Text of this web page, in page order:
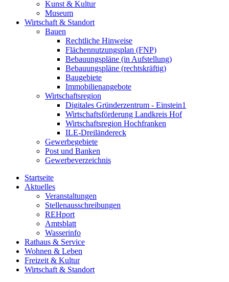
Kunst & Kultur
Museum
Wirtschaft & Standort
Bauen
Rechtliche Hinweise
Flächennutzungsplan (FNP)
Bebauungspläne (in Aufstellung)
Bebauungspläne (rechtskräftig)
Baugebiete
Immobilienangebote
Wirtschaftsregion
Digitales Gründerzentrum - Einstein1
Wirtschaftsförderung Landkreis Hof
Wirtschaftsregion Hochfranken
ILE-Dreiländereck
Gewerbegebiete
Post und Banken
Gewerbeverzeichnis
Startseite
Aktuelles
Veranstaltungen
Stellenausschreibungen
REHport
Amtsblatt
Wasserinfo
Rathaus & Service
Wohnen & Leben
Freizeit & Kultur
Wirtschaft & Standort